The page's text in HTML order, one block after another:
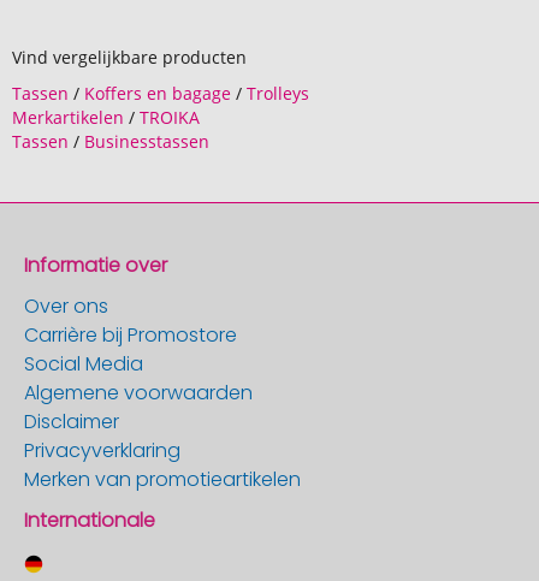
Vind vergelijkbare producten
Tassen / Koffers en bagage / Trolleys
Merkartikelen / TROIKA
Tassen / Businesstassen
Informatie over
Over ons
Carrière bij Promostore
Social Media
Algemene voorwaarden
Disclaimer
Privacyverklaring
Merken van promotieartikelen
Internationale